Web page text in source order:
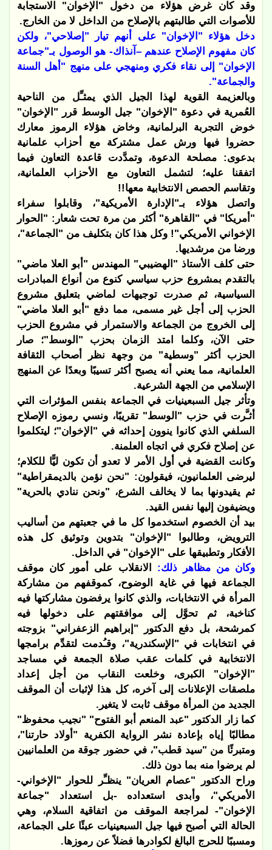
وقد كان غرض هؤلاء من دخول "الإخوان" الاستجابة
للأصوات التي طالبتهم بالإصلاح من الداخل لا من الخارج.
دخل هؤلاء "الإخوان" على أنهم تيار "إصلاحي"، ولكن
كان مفهوم الإصلاح عندهم –آنذاك- هو الوصول بـ"جماعة
الإخوان" إلى نقاء فكري ومنهجي على منهج "أهل السنة
والجماعة".
وبالعزيمة القوية لهذا الجيل الذي يمثـِّل من الناحية
العُمرية في دعوة "الإخوان" جيل الوسط قرر "الإخوان"
خوض التجربة البرلمانية، وخاض هؤلاء الرموز معارك
حضروا فيها ورش عمل مشتركة مع أحزاب علمانية
بدعوى: مصلحة الدعوة، وتمدَّدت قاعدة التعاون فيما
اتفقنا عليه؛ لتشمل التعاون مع الأحزاب العلمانية،
وتقاسم الحصص الانتخابية معها!!
واتصل هؤلاء بـ"الإدارة الأمريكية"، وقابلوا سفراء
"أمريكا" في "القاهرة" أكثر من مرة تحت شعار: "الحوار
الإخواني الأمريكي"! وكل هذا كان بتكليف من "الجماعة"،
ورضا من مرشديها.
حتى كلف الأستاذ "الهضيبي" المهندس "أبو العلا ماضي"
بالتقدم بمشروع حزب سياسي كنوع من أنواع المبادرات
السياسية، ثم صدرت توجيهات لماضي بتعليق مشروع
الحزب إلى أجل غير مسمى، مما دفع "أبو العلا ماضي"
إلى الخروج من الجماعة والاستمرار في مشروع الحزب
حتى الآن، وكلما امتد الزمان بحزب "الوسط"؛ صار
الحزب أكثر "وسطية" من وجهة نظر أصحاب الثقافة
العلمانية، مما يعني أنه يصبح أكثر تسيبًا وبعدًا عن المنهج
الإسلامي من الجهة الشرعية.
وتأثر جيل السبعينيات في الجماعة بنفس المؤثرات التي
أثـَّرت في حزب "الوسط" تقريبًا، ونسي رموزه الإصلاح
السلفي الذي كانوا ينوون إحداثه في "الإخوان"؛ ليتكلموا
عن إصلاح فكري في اتجاه العلمنة.
وكانت القضية في أول الأمر لا تعدو أن تكون ليًّا للكلام؛
ليرضى العلمانيون، فيقولون: "نحن نؤمن بالديمقراطية"
ثم يقيدونها بما لا يخالف الشرع، "ونحن ننادي بالحرية"
ويضيفون إليها نفس القيد.
بيد أن الخصوم استخدموا كل ما في جعبتهم من أساليب
الترويض، وطالبوا "الإخوان" بتدوين وتوثيق كل هذه
الأفكار وتطبيقها على "الإخوان" في الداخل.
وكان من مظاهر ذلك: الانقلاب على أمور كان موقف
الجماعة فيها في غاية الوضوح، كموقفهم من مشاركة
المرأة في الانتخابات، والذي كانوا يرفضون مشاركتها فيه
كناخبة، ثم تحوَّل إلى موافقتهم على دخولها فيه
كمرشحة، بل دفع الدكتور "إبراهيم الزعفراني" بزوجته
في انتخابات في "الإسكندرية"، وقـُدمت لتقدِّم برامجها
الانتخابية في كلمات عقب صلاة الجمعة في مساجد
"الإخوان" الكبرى، وخلعت النقاب من أجل إعداد
ملصقات الإعلانات إلى آخره، كل هذا لإثبات أن الموقف
الجديد من المرأة موقف ثابت لا يتغير.
كما زار الدكتور "عبد المنعم أبو الفتوح" "نجيب محفوظ"
مطالبًا إياه بإعادة نشر الرواية الكفرية "أولاد حارتنا"،
ومتبرئًا من "سيد قطب"، في حضور جوقة من العلمانيين
لم يرضوا منه بما دون ذلك.
وراح الدكتور "عصام العريان" ينظـِّر للحوار "الإخواني-
الأمريكي"، وأبدى استعداده -بل استعداد "جماعة
الإخوان"- لمراجعة الموقف من اتفاقية السلام، وهي
الحالة التي أصبح فيها جيل السبعينيات عبئًا على الجماعة،
ومسببًا للحرج البالغ لكوادرها فضلاً عن رموزها.